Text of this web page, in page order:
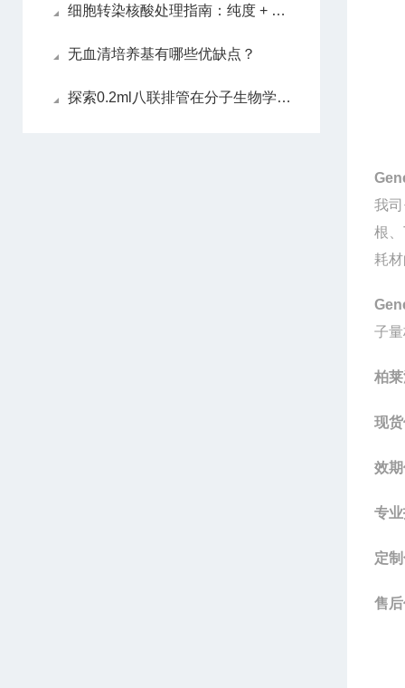
细胞转染核酸处理指南：纯度 + 浓度双把控
无血清培养基有哪些优缺点？
探索0.2ml八联排管在分子生物学实验中的应用价值
我
根、
耗
子
柏
现
效
专
定
售